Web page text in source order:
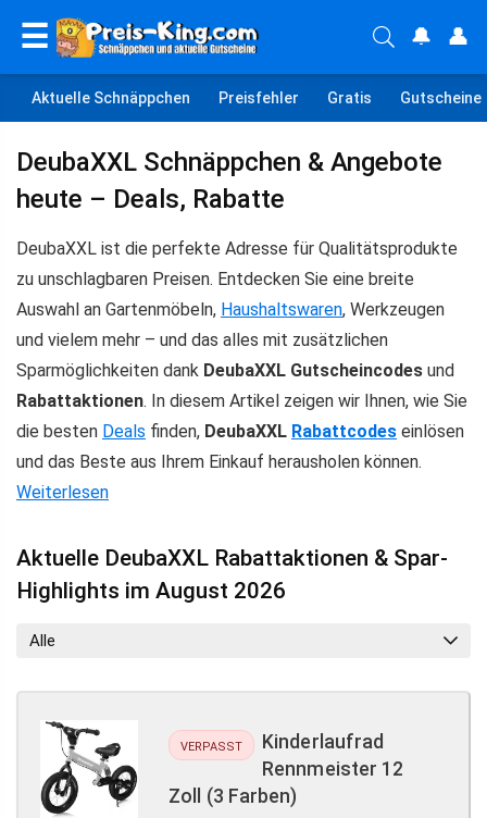
☰ 🔔 👤
Aktuelle Schnäppchen Preisfehler Gratis Gutscheine
DeubaXXL Schnäppchen & Angebote
heute – Deals, Rabatte
DeubaXXL ist die perfekte Adresse für Qualitätsprodukte
zu unschlagbaren Preisen. Entdecken Sie eine breite
Auswahl an Gartenmöbeln, Haushaltswaren, Werkzeugen
und vielem mehr – und das alles mit zusätzlichen
Sparmöglichkeiten dank DeubaXXL Gutscheincodes und
Rabattaktionen. In diesem Artikel zeigen wir Ihnen, wie Sie
die besten Deals finden, DeubaXXL Rabattcodes einlösen
und das Beste aus Ihrem Einkauf herausholen können.
Weiterlesen
Aktuelle DeubaXXL Rabattaktionen & Spar-
Highlights im August 2026
Alle
VERPASST
Kinderlaufrad
Rennmeister 12
Zoll (3 Farben)